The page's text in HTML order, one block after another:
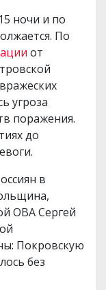
ночи и по
По
от
угроза
поражения.
до
в
ОВА Сергей
Покровскую
без